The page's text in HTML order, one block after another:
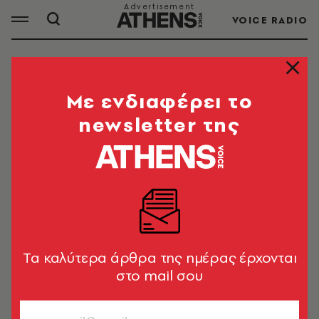
VOICE RADIO
ΑΔΩΝΙΣ ΓΕΩΡΓΙΑΔΗΣ
Ο Άδωνις Γεωργιάδης είναι πολιτικός. Από το
2012 εκλέγεται με τη Νέα Δημοκρατία και από
το 2019 είναι Υπουργός Ανάπτυξης και
ΟΛΑ ΤΑ ΑΡΘΡΑ ΤΟΥ TAG
ΑΔΩΝΙΣ ΓΕΩΡΓΙΑΔΗΣ
Mε ενδιαφέρει το
newsletter της
Tα καλύτερα άρθρα της ημέρας έρχονται
στο mail σου